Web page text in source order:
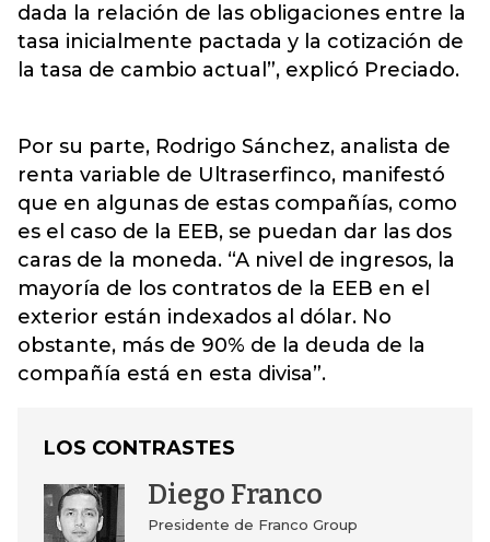
dada la relación de las obligaciones entre la
tasa inicialmente pactada y la cotización de
la tasa de cambio actual”, explicó Preciado.
Por su parte, Rodrigo Sánchez, analista de
renta variable de Ultraserfinco, manifestó
que en algunas de estas compañías, como
es el caso de la EEB, se puedan dar las dos
caras de la moneda. “A nivel de ingresos, la
mayoría de los contratos de la EEB en el
exterior están indexados al dólar. No
obstante, más de 90% de la deuda de la
compañía está en esta divisa”.
LOS CONTRASTES
Diego Franco
Presidente de Franco Group